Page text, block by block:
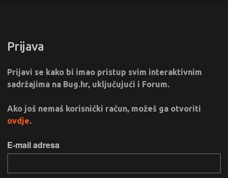
Prijava
Prijavi se kako bi imao pristup svim interaktivnim
sadržajima na Bug.hr, uključujući i Forum.
Ako još nemaš korisnički račun, možeš ga otvoriti
ovdje.
E-mail adresa